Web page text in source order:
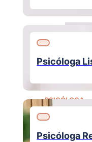
Psicóloga
PSICÓLOGA
Psicóloga
Psicóloga